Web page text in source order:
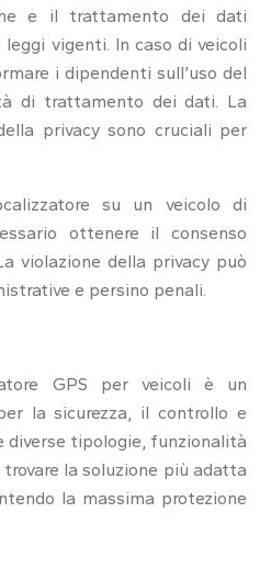
e il trattamento dei dati
vigenti. In caso di veicoli
i dipendenti sull’uso del
di trattamento dei dati. La
privacy sono cruciali per
su un veicolo di
ottenere il consenso
violazione della privacy può
e persino penali.
GPS per veicoli è un
la sicurezza, il controllo e
diverse tipologie, funzionalità
la soluzione più adatta
la massima protezione